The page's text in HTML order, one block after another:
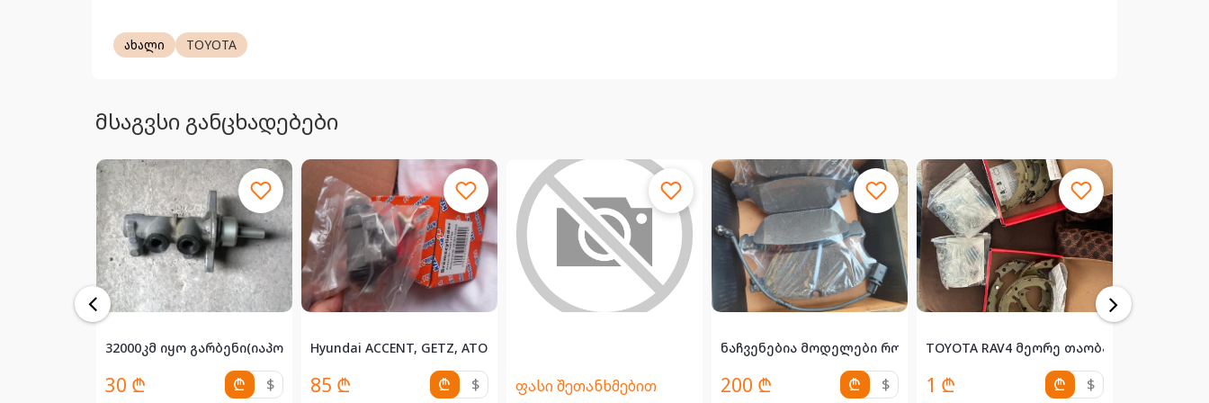
ახალი TOYOTA
მსაგვსი განცხადებები
32000კმ იყო გარბენი(იაპონიიდან) ფაქტუირად ახ...
30 ₾ ₾ $ 85 ₾ ₾ $ ფასი შეთანხმებით
ნაჩვენებია მოდელები რომელზეც მიდის სურათში..5...
200 ₾ ₾ $
TOYOTA RAV4 მეორე თაობა, სულ ახალი
1 ₾ ₾ $